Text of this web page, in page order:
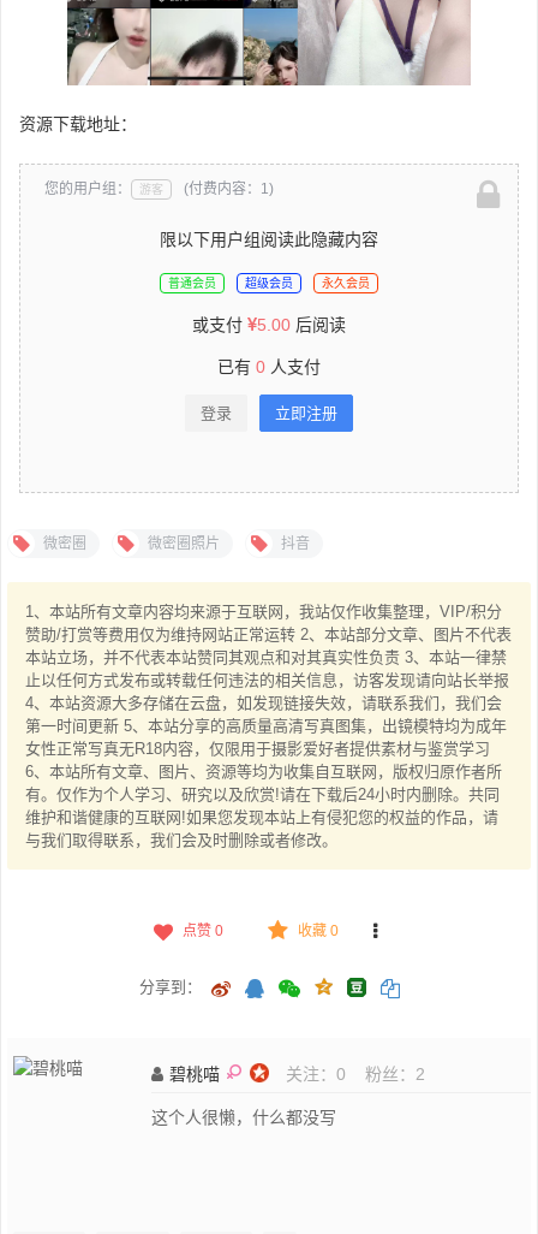
资源下载地址：
您的用户组： 游客 (付费内容：1)
限以下用户组阅读此隐藏内容
普通会员 超级会员 永久会员
或支付 5.00 后阅读
已有 0 人支付
登录 立即注册
微密圈 微密圈照片 抖音
1、本站所有文章内容均来源于互联网，我站仅作收集整理，VIP/积分
赞助/打赏等费用仅为维持网站正常运转 2、本站部分文章、图片不代表
本站立场，并不代表本站赞同其观点和对其真实性负责 3、本站一律禁
止以任何方式发布或转载任何违法的相关信息，访客发现请向站长举报
4、本站资源大多存储在云盘，如发现链接失效，请联系我们，我们会
第一时间更新 5、本站分享的高质量高清写真图集，出镜模特均为成年
女性正常写真无R18内容，仅限用于摄影爱好者提供素材与鉴赏学习
6、本站所有文章、图片、资源等均为收集自互联网，版权归原作者所
有。仅作为个人学习、研究以及欣赏!请在下载后24小时内删除。共同
维护和谐健康的互联网!如果您发现本站上有侵犯您的权益的作品，请
与我们取得联系，我们会及时删除或者修改。
点赞 0 收藏 0
分享到：
碧桃喵 关注： 0 粉丝： 2
这个人很懒，什么都没写